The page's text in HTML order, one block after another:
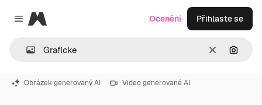
Close menu
Magnific
ZrušitHledat
Ocenění Přihlaste se
Obrázek generovaný AI Video generované AI